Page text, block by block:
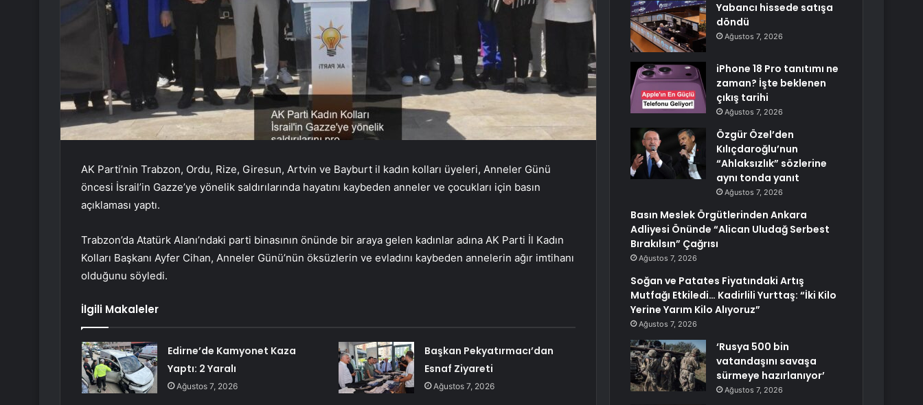
AK Parti’nin Trabzon, Ordu, Rize, Giresun, Artvin ve Bayburt il kadın kolları üyeleri, Anneler Günü
öncesi İsrail’in Gazze’ye yönelik saldırılarında hayatını kaybeden anneler ve çocukları için basın
açıklaması yaptı.
Trabzon’da Atatürk Alanı’ndaki parti binasının önünde bir araya gelen kadınlar adına AK Parti İl Kadın
Kolları Başkanı Ayfer Cihan, Anneler Günü’nün öksüzlerin ve evladını kaybeden annelerin ağır imtihanı
olduğunu söyledi.
İlgili Makaleler
Edirne’de Kamyonet Kaza
Yaptı: 2 Yaralı
Ağustos 7, 2026
Başkan Pekyatırmacı’dan
Esnaf Ziyareti
Ağustos 7, 2026
Yabancı hissede satışa
döndü
Ağustos 7, 2026
iPhone 18 Pro tanıtımı ne
zaman? İşte beklenen
çıkış tarihi
Ağustos 7, 2026
Özgür Özel’den
Kılıçdaroğlu’nun
“Ahlaksızlık” sözlerine
aynı tonda yanıt
Ağustos 7, 2026
Basın Meslek Örgütlerinden Ankara
Adliyesi Önünde “Alican Uludağ Serbest
Bırakılsın” Çağrısı
Ağustos 7, 2026
Soğan ve Patates Fiyatındaki Artış
Mutfağı Etkiledi… Kadirlili Yurttaş: “İki Kilo
Yerine Yarım Kilo Alıyoruz”
Ağustos 7, 2026
‘Rusya 500 bin
vatandaşını savaşa
sürmeye hazırlanıyor’
Ağustos 7, 2026